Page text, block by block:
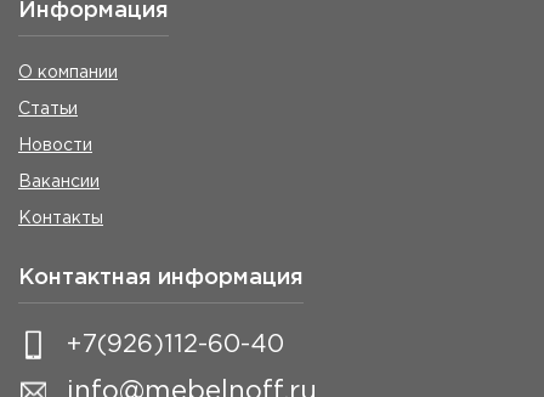
Информация
О компании
Статьи
Новости
Вакансии
Контакты
Контактная информация
+7(926)112-60-40
info@mebelnoff.ru